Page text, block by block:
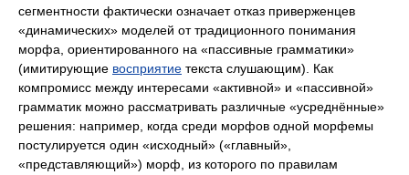
сегментности фактически означает отказ приверженцев
«динамических» моделей от традиционного понимания
морфа, ориентированного на «пассивные грамматики»
(имитирующие восприятие текста слушающим). Как
компромисс между интересами «активной» и «пассивной»
грамматик можно рассматривать различные «усреднённые»
решения: например, когда среди морфов одной морфемы
постулируется один «исходный» («главный»,
«представляющий») морф, из которого по правилам